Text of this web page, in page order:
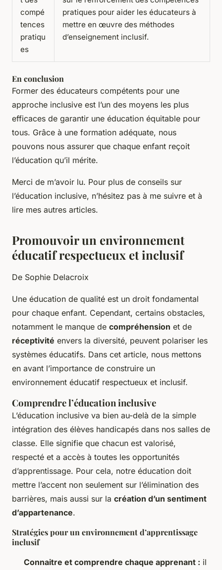
compé
tences
pratiqu
es
pratiques pour aider les éducateurs à
mettre en œuvre des méthodes
d’enseignement inclusif.
En conclusion
Former des éducateurs compétents pour une
approche inclusive est l’un des moyens les plus
efficaces de garantir une éducation équitable pour
tous. Grâce à une formation adéquate, nous
pouvons nous assurer que chaque enfant reçoit
l’éducation qu’il mérite.
Merci de m’avoir lu. Pour plus de conseils sur
l’éducation inclusive, n’hésitez pas à me suivre et à
lire mes autres articles.
Promouvoir un environnement
éducatif respectueux et inclusif
De Sophie Delacroix
Une éducation de qualité est un droit fondamental
pour chaque enfant. Cependant, certains obstacles,
notamment le manque de compréhension et de
réceptivité envers la diversité, peuvent polariser les
systèmes éducatifs. Dans cet article, nous mettons
en avant l’importance de construire un
environnement éducatif respectueux et inclusif.
Comprendre l’éducation inclusive
L’éducation inclusive va bien au-delà de la simple
intégration des élèves handicapés dans nos salles de
classe. Elle signifie que chacun est valorisé,
respecté et a accès à toutes les opportunités
d’apprentissage. Pour cela, notre éducation doit
mettre l’accent non seulement sur l’élimination des
barrières, mais aussi sur la création d’un sentiment
d’appartenance.
Stratégies pour un environnement d’apprentissage
inclusif
Connaitre et comprendre chaque apprenant : il